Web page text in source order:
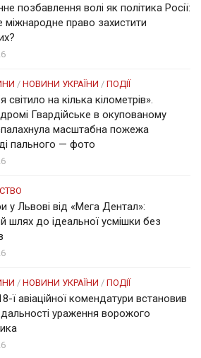
позбавлення волі як політика Росії:
право захистити
/ НОВИНИ УКРАЇНИ / ПОДІЇ
світило на кілька кілометрів».
Гвардійське в окупованому
масштабна пожежа
пального — фото
у Львові від «Мега Дентал»:
шлях до ідеальної усмішки без
/ НОВИНИ УКРАЇНИ / ПОДІЇ
ї авіаційної комендатури встановив
ураження ворожого